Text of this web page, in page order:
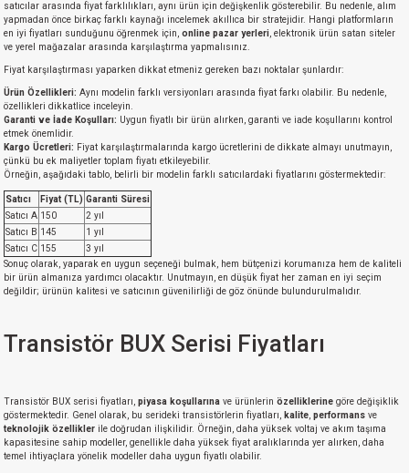
satıcılar arasında fiyat farklılıkları, aynı ürün için değişkenlik gösterebilir. Bu nedenle, alım
yapmadan önce birkaç farklı kaynağı incelemek akıllıca bir stratejidir. Hangi platformların
en iyi fiyatları sunduğunu öğrenmek için, online pazar yerleri, elektronik ürün satan siteler
ve yerel mağazalar arasında karşılaştırma yapmalısınız.
Fiyat karşılaştırması yaparken dikkat etmeniz gereken bazı noktalar şunlardır:
Ürün Özellikleri: Aynı modelin farklı versiyonları arasında fiyat farkı olabilir. Bu nedenle,
özellikleri dikkatlice inceleyin.
Garanti ve İade Koşulları: Uygun fiyatlı bir ürün alırken, garanti ve iade koşullarını kontrol
etmek önemlidir.
Kargo Ücretleri: Fiyat karşılaştırmalarında kargo ücretlerini de dikkate almayı unutmayın,
çünkü bu ek maliyetler toplam fiyatı etkileyebilir.
Örneğin, aşağıdaki tablo, belirli bir modelin farklı satıcılardaki fiyatlarını göstermektedir:
Satıcı Fiyat (TL) Garanti Süresi
Satıcı A 150
2 yıl
Satıcı B 145
1 yıl
Satıcı C 155
3 yıl
Sonuç olarak, yaparak en uygun seçeneği bulmak, hem bütçenizi korumanıza hem de kaliteli
bir ürün almanıza yardımcı olacaktır. Unutmayın, en düşük fiyat her zaman en iyi seçim
değildir; ürünün kalitesi ve satıcının güvenilirliği de göz önünde bulundurulmalıdır.
Transistör BUX Serisi Fiyatları
Transistör BUX serisi fiyatları, piyasa koşullarına ve ürünlerin özelliklerine göre değişiklik
göstermektedir. Genel olarak, bu serideki transistörlerin fiyatları, kalite, performans ve
teknolojik özellikler ile doğrudan ilişkilidir. Örneğin, daha yüksek voltaj ve akım taşıma
kapasitesine sahip modeller, genellikle daha yüksek fiyat aralıklarında yer alırken, daha
temel ihtiyaçlara yönelik modeller daha uygun fiyatlı olabilir.